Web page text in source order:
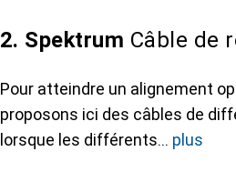
2. Spektrum Câble de
Pour atteindre un alignement
proposons ici des câbles de
lorsque les différents
plus